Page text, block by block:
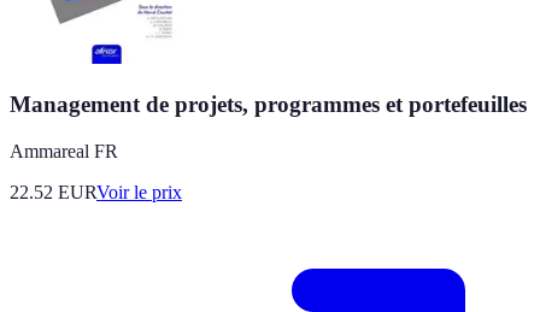
Management de projets, programmes et portefeuilles
Ammareal FR
22.52 EURVoir le prix